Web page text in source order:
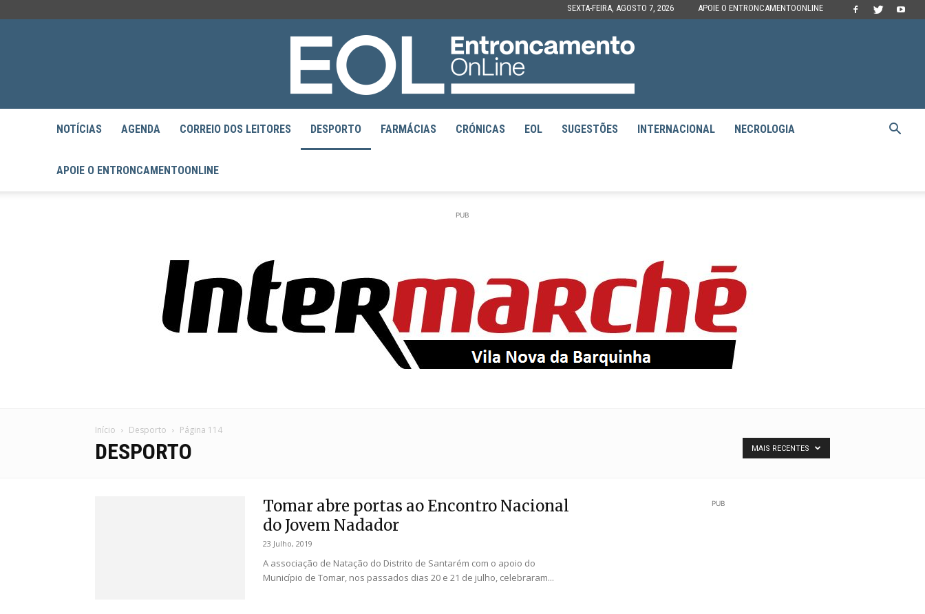
SEXTA-FEIRA, AGOSTO 7, 2026 APOIE O ENTRONCAMENTOONLINE
EntroncamentoOnline
NOTÍCIAS AGENDA CORREIO DOS LEITORES DESPORTO FARMÁCIAS CRÓNICAS EOL SUGESTÕES INTERNACIONAL NECROLOGIA
APOIE O ENTRONCAMENTOONLINE
PUB
Início Desporto Página 114
DESPORTO MAIS RECENTES
Tomar abre portas ao Encontro Nacional
do Jovem Nadador
23 Julho, 2019
A associação de Natação do Distrito de Santarém com o apoio do
Município de Tomar, nos passados dias 20 e 21 de julho, celebraram...
PUB